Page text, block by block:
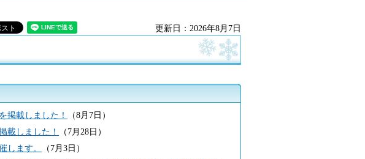
更新日：2026年8月7日
掲載しました！
（8月7日）
載しました！
（7月28日）
します。
（7月3日）